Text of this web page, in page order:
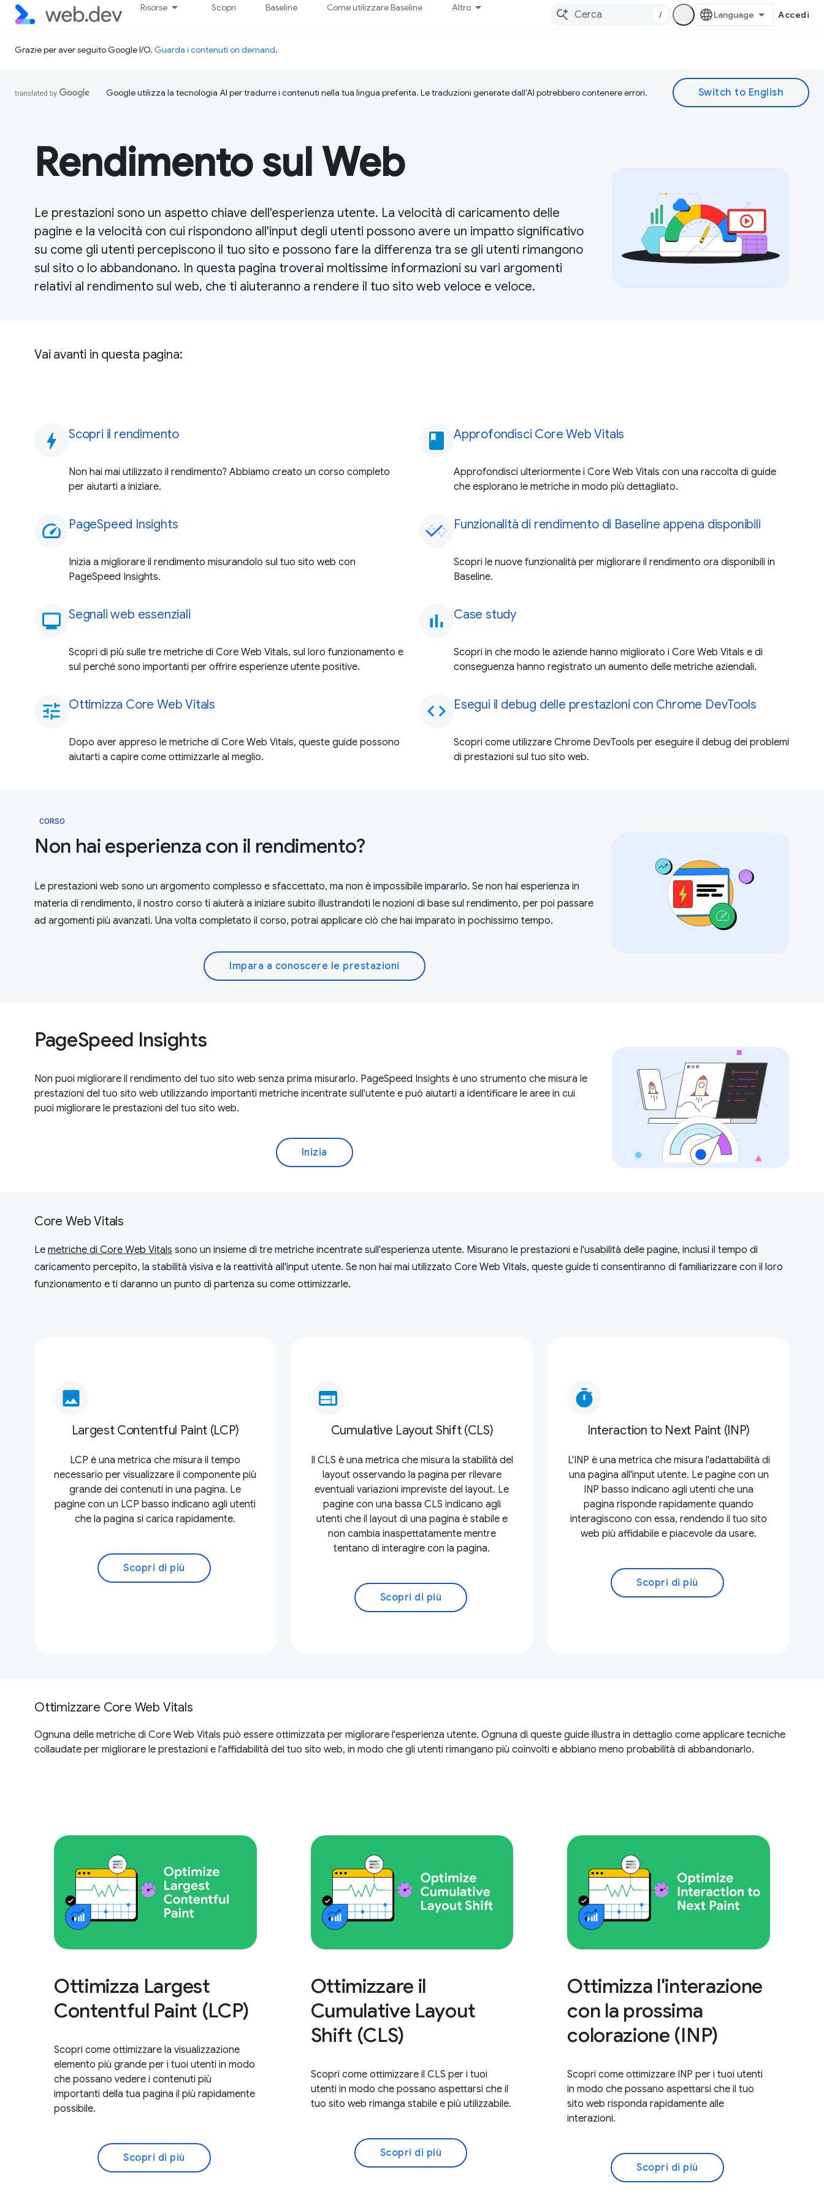
Risorse Scopri Baseline Come utilizzare Baseline Altro
/ Accedi
Grazie per aver seguito Google I/O. Guarda i contenuti on demand.
Google utilizza la tecnologia AI per tradurre i contenuti nella tua lingua preferita. Le traduzioni generate dall'AI potrebbero contenere errori.
Rendimento sul Web
Le prestazioni sono un aspetto chiave dell'esperienza utente. La velocità di caricamento delle
pagine e la velocità con cui rispondono all'input degli utenti possono avere un impatto significativo
su come gli utenti percepiscono il tuo sito e possono fare la differenza tra se gli utenti rimangono
sul sito o lo abbandonano. In questa pagina troverai moltissime informazioni su vari argomenti
relativi al rendimento sul web, che ti aiuteranno a rendere il tuo sito web veloce e veloce.
Vai avanti in questa pagina:
bolt Scopri il rendimento
Non hai mai utilizzato il rendimento? Abbiamo creato un corso completo
per aiutarti a iniziare.
speed PageSpeed Insights
Inizia a migliorare il rendimento misurandolo sul tuo sito web con
PageSpeed Insights.
monitoring
Segnali web essenziali
Scopri di più sulle tre metriche di Core Web Vitals, sul loro funzionamento e
sul perché sono importanti per offrire esperienze utente positive.
tune Ottimizza Core Web Vitals
Dopo aver appreso le metriche di Core Web Vitals, queste guide possono
aiutarti a capire come ottimizzarle al meglio.
book Approfondisci Core Web Vitals
Approfondisci ulteriormente i Core Web Vitals con una raccolta di guide
che esplorano le metriche in modo più dettagliato.
Funzionalità di rendimento di Baseline appena disponibili
Scopri le nuove funzionalità per migliorare il rendimento ora disponibili in
Baseline.
bar_chart Case study
Scopri in che modo le aziende hanno migliorato i Core Web Vitals e di
conseguenza hanno registrato un aumento delle metriche aziendali.
code Esegui il debug delle prestazioni con Chrome DevTools
Scopri come utilizzare Chrome DevTools per eseguire il debug dei problemi
di prestazioni sul tuo sito web.
CORSO
Non hai esperienza con il rendimento?
Le prestazioni web sono un argomento complesso e sfaccettato, ma non è impossibile impararlo. Se non hai esperienza in
materia di rendimento, il nostro corso ti aiuterà a iniziare subito illustrandoti le nozioni di base sul rendimento, per poi passare
ad argomenti più avanzati. Una volta completato il corso, potrai applicare ciò che hai imparato in pochissimo tempo.
Impara a conoscere le prestazioni
PageSpeed Insights
Non puoi migliorare il rendimento del tuo sito web senza prima misurarlo. PageSpeed Insights è uno strumento che misura le
prestazioni del tuo sito web utilizzando importanti metriche incentrate sull'utente e può aiutarti a identificare le aree in cui
puoi migliorare le prestazioni del tuo sito web.
Inizia
Core Web Vitals
Le metriche di Core Web Vitals sono un insieme di tre metriche incentrate sull'esperienza utente. Misurano le prestazioni e l'usabilità delle pagine, inclusi il tempo di
caricamento percepito, la stabilità visiva e la reattività all'input utente. Se non hai mai utilizzato Core Web Vitals, queste guide ti consentiranno di familiarizzare con il loro
funzionamento e ti daranno un punto di partenza su come ottimizzarle.
image
Largest Contentful Paint (LCP)
LCP è una metrica che misura il tempo
necessario per visualizzare il componente più
grande dei contenuti in una pagina. Le
pagine con un LCP basso indicano agli utenti
che la pagina si carica rapidamente.
Scopri di più
web
Cumulative Layout Shift (CLS)
Il CLS è una metrica che misura la stabilità del
layout osservando la pagina per rilevare
eventuali variazioni impreviste del layout. Le
pagine con una bassa CLS indicano agli
utenti che il layout di una pagina è stabile e
non cambia inaspettatamente mentre
tentano di interagire con la pagina.
Scopri di più
timer
Interaction to Next Paint (INP)
L'INP è una metrica che misura l'adattabilità di
una pagina all'input utente. Le pagine con un
INP basso indicano agli utenti che una
pagina risponde rapidamente quando
interagiscono con essa, rendendo il tuo sito
web più affidabile e piacevole da usare.
Scopri di più
Ottimizzare Core Web Vitals
Ognuna delle metriche di Core Web Vitals può essere ottimizzata per migliorare l'esperienza utente. Ognuna di queste guide illustra in dettaglio come applicare tecniche
collaudate per migliorare le prestazioni e l'affidabilità del tuo sito web, in modo che gli utenti rimangano più coinvolti e abbiano meno probabilità di abbandonarlo.
Ottimizza Largest
Contentful Paint (LCP)
Scopri come ottimizzare la visualizzazione
elemento più grande per i tuoi utenti in modo
che possano vedere i contenuti più
importanti della tua pagina il più rapidamente
possibile.
Scopri di più
Ottimizzare il
Cumulative Layout
Shift (CLS)
Scopri come ottimizzare il CLS per i tuoi
utenti in modo che possano aspettarsi che il
tuo sito web rimanga stabile e più utilizzabile.
Scopri di più
Ottimizza l'interazione
con la prossima
colorazione (INP)
Scopri come ottimizzare INP per i tuoi utenti
in modo che possano aspettarsi che il tuo
sito web risponda rapidamente alle
interazioni.
Scopri di più